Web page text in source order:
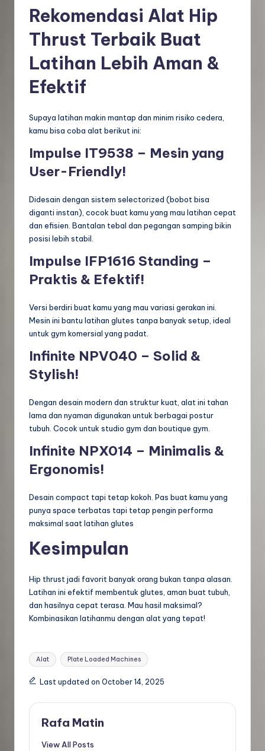
Rekomendasi Alat Hip
Thrust Terbaik Buat
Latihan Lebih Aman &
Efektif
Supaya latihan makin mantap dan minim risiko cedera,
kamu bisa coba alat berikut ini:
Impulse IT9538 – Mesin yang
User-Friendly!
Didesain dengan sistem selectorized (bobot bisa
diganti instan), cocok buat kamu yang mau latihan cepat
dan efisien. Bantalan tebal dan pegangan samping bikin
posisi lebih stabil.
Impulse IFP1616 Standing –
Praktis & Efektif!
Versi berdiri buat kamu yang mau variasi gerakan ini.
Mesin ini bantu latihan glutes tanpa banyak setup, ideal
untuk gym komersial yang padat.
Infinite NPV040 – Solid &
Stylish!
Dengan desain modern dan struktur kuat, alat ini tahan
lama dan nyaman digunakan untuk berbagai postur
tubuh. Cocok untuk studio gym dan boutique gym.
Infinite NPX014 – Minimalis &
Ergonomis!
Desain compact tapi tetap kokoh. Pas buat kamu yang
punya space terbatas tapi tetap pengin performa
maksimal saat latihan glutes
Kesimpulan
Hip thrust jadi favorit banyak orang bukan tanpa alasan.
Latihan ini efektif membentuk glutes, aman buat tubuh,
dan hasilnya cepat terasa. Mau hasil maksimal?
Kombinasikan latihanmu dengan alat yang tepat!
Tags:
Alat Plate Loaded Machines
Last updated on October 14, 2025
Rafa Matin
View All Posts